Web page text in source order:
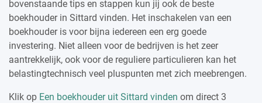
bovenstaande tips en stappen kun jij ook de beste
boekhouder in Sittard vinden. Het inschakelen van een
boekhouder is voor bijna iedereen een erg goede
investering. Niet alleen voor de bedrijven is het zeer
aantrekkelijk, ook voor de reguliere particulieren kan het
belastingtechnisch veel pluspunten met zich meebrengen.
Klik op Een boekhouder uit Sittard vinden om direct 3